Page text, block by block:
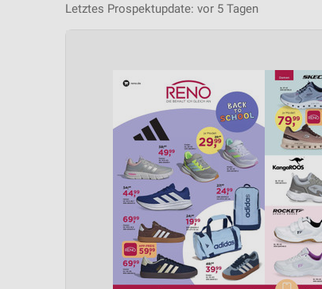
Letztes Prospektupdate: vor 5 Tagen